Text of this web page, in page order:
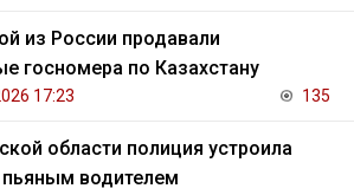
из России продавали
госномера по Казахстану
17:23 135
области полиция устроила
водителем